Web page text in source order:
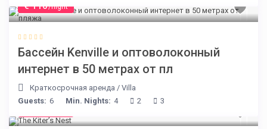
€ 110/night
Бассейн Kenville и оптоволоконный
интернет в 50 метрах от пл
Краткосрочная аренда /Villa
Guests: 6 Min. Nights: 4 2 3